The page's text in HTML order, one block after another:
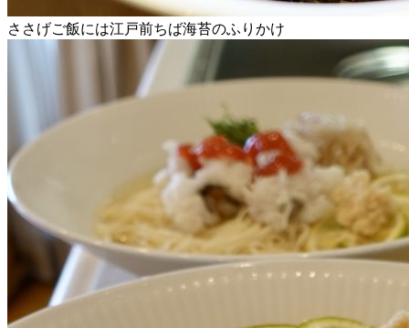
ささげご飯には江戸前ちば海苔のふりかけ